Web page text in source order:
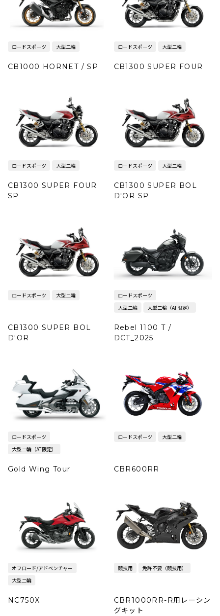
ロードスポーツ 大型二輪
CB1000 HORNET / SP
ロードスポーツ 大型二輪
CB1300 SUPER FOUR
ロードスポーツ 大型二輪
CB1300 SUPER FOUR
SP
ロードスポーツ 大型二輪
CB1300 SUPER BOL
D'OR SP
ロードスポーツ 大型二輪
CB1300 SUPER BOL
D'OR
ロードスポーツ
大型二輪
大型二輪（AT限定）
Rebel 1100 T /
DCT_2025
ロードスポーツ
大型二輪（AT限定）
Gold Wing Tour
ロードスポーツ 大型二輪
CBR600RR
オフロード/アドベンチャー
大型二輪
NC750X
競技用 免許不要（競技用）
CBR1000RR-R用レーシン
グキット